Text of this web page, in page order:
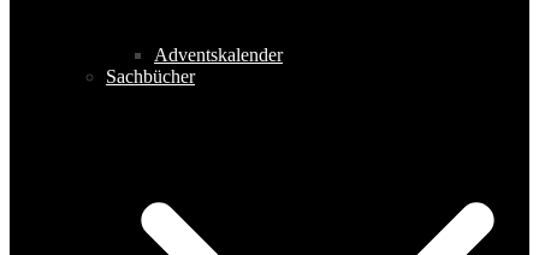
Adventskalender
Sachbücher